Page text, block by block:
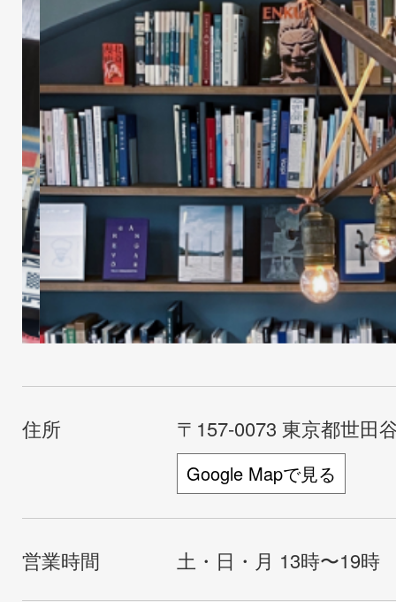
住所 〒157-0073 東京都世田
Google Mapで見る
営業時間 土・日・月 13時〜19時